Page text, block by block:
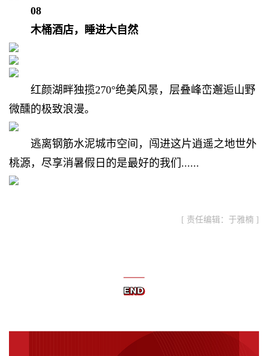
08
木桶酒店，睡进大自然
红颜湖畔独揽270°绝美风景， 层叠峰峦邂逅山野
微醺的极致浪漫。
逃离钢筋水泥城市空间， 闯进这片逍遥之地世外
桃源， 尽享消暑假日的是最好的我们 ......
[ 责任编辑：于雅楠 ]